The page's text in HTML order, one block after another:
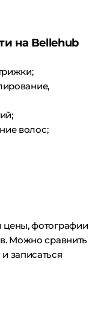
на Bellehub
волос;
цены, фотографии
Можно сравнить
записаться